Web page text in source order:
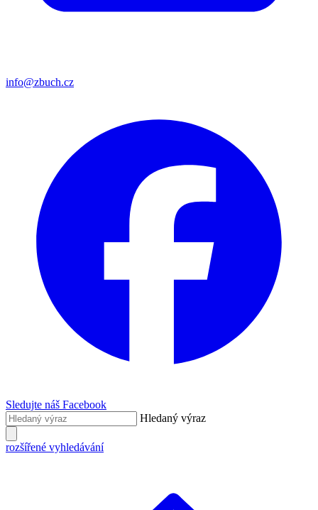
info@zbuch.cz
Sledujte náš Facebook
Hledaný výraz
rozšířené vyhledávání